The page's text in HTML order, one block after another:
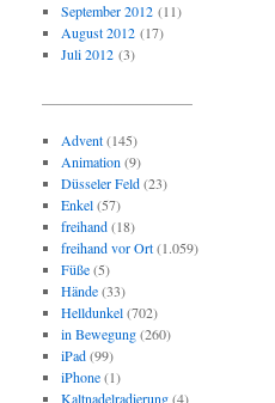
September 2012(11)
August 2012(17)
Juli 2012(3)
Advent(145)
Animation (9)
Düsseler Feld(23)
Enkel(57)
freihand(18)
freihand vor Ort(1.059)
Füße(5)
Hände(33)
Helldunkel(702)
in Bewegung(260)
iPad(99)
iPhone(1)
Kaltnadelradierung(4)